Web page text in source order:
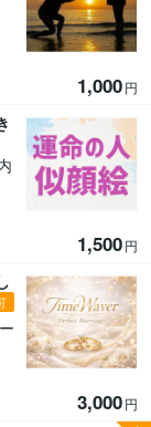
1,000円
1,500円
3,000円